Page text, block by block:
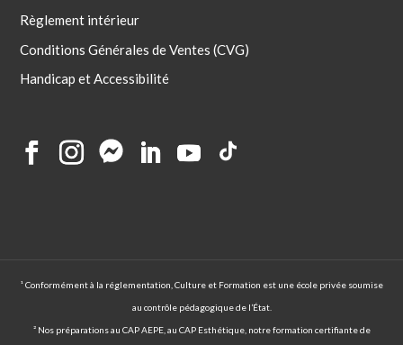
Règlement intérieur
Conditions Générales de Ventes (CVG)
Handicap et Accessibilité
¹ Conformément à la réglementation, Culture et Formation est une école privée soumise
au contrôle pédagogique de l’État.
² Nos préparations au CAP AEPE, au CAP Esthétique, notre formation certifiante de